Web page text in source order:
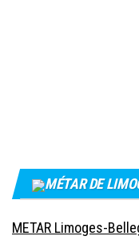
MÉTAR DE
METAR Limoges-